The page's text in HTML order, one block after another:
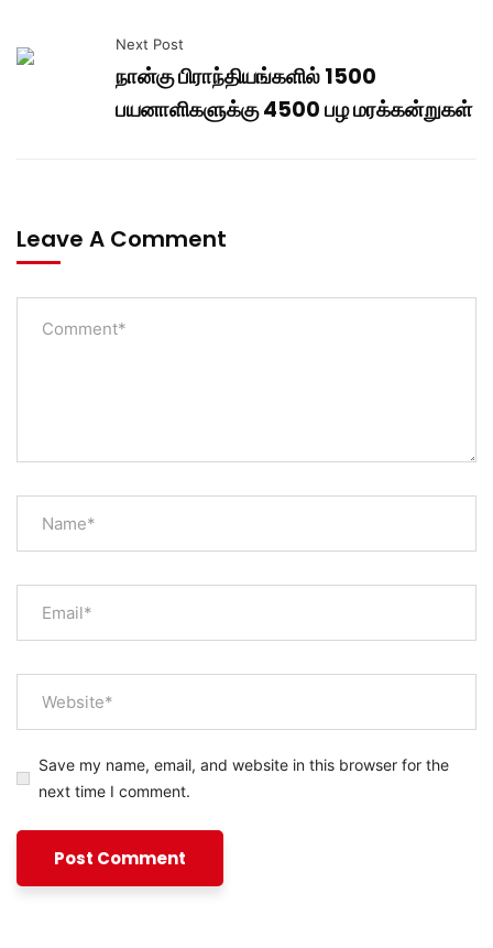
Next Post
நான்கு பிராந்தியங்களில் 1500
பயனாளிகளுக்கு 4500 பழ மரக்கன்றுகள்
Leave A Comment
Save my name, email, and website in this browser for the
next time I comment.